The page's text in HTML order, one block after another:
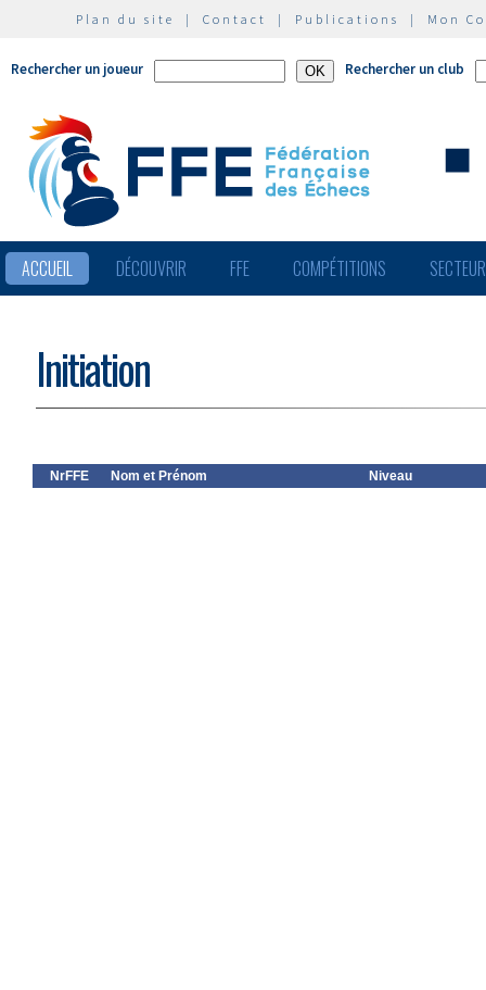
Plan du site | Contact | Publications | Mon
Rechercher un joueur Rechercher un club
ACCUEIL DÉCOUVRIR FFE COMPÉTITIONS
Initiation
NrFFE Nom et Prénom Niveau